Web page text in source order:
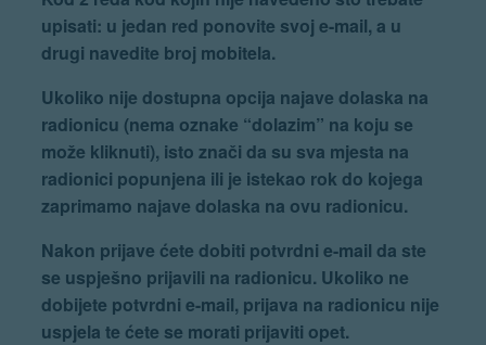
upisati: u jedan red ponovite svoj e-mail, a u
drugi navedite broj mobitela.
Ukoliko nije dostupna opcija najave dolaska na
radionicu (nema oznake “dolazim” na koju se
može kliknuti), isto znači da su sva mjesta na
radionici popunjena ili je istekao rok do kojega
zaprimamo najave dolaska na ovu radionicu.
Nakon prijave ćete dobiti potvrdni e-mail da ste
se uspješno prijavili na radionicu. Ukoliko ne
dobijete potvrdni e-mail, prijava na radionicu nije
uspjela te ćete se morati prijaviti opet.